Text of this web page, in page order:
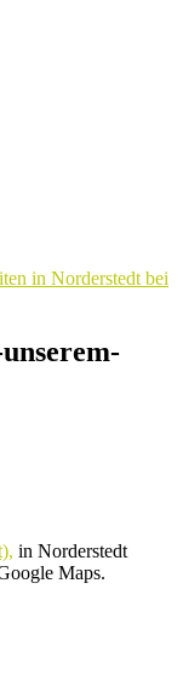
in Norderstedt
Maps.